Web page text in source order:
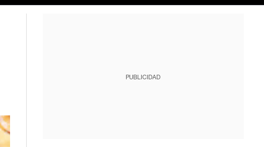
PUBLICIDAD